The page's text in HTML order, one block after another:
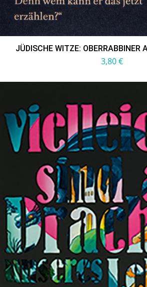
JÜDISCHE WITZE: OBERRABBINER
3,80€